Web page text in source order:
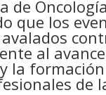
de
que los
al
la
de